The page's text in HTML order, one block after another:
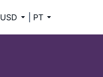
USD PT